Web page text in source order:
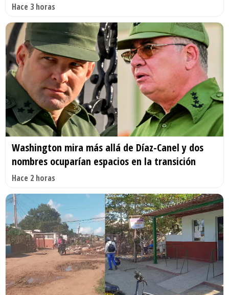
Hace 3 horas
Washington mira más allá de Díaz-Canel y dos
nombres ocuparían espacios en la transición
Hace 2 horas